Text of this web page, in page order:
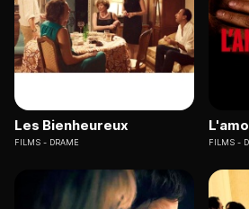
Les Bienheureux
FILMS DRAME FILMS